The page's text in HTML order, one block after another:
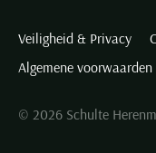
Veiligheid & Privacy
Algemene voorwaarden
© 2026 Schulte